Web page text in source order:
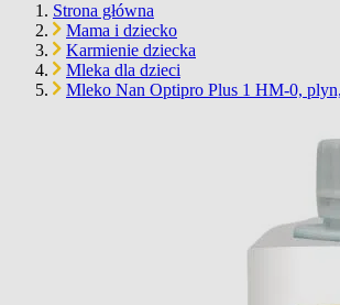
Strona główna
Mama i dziecko
Karmienie dziecka
Mleka dla dzieci
Mleko Nan Optipro Plus 1 HM-0,